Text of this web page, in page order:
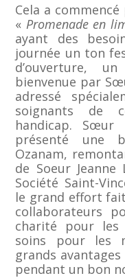
Cela a
« Promenade en
ayant des
journée un ton
d’ouverture,
bienvenue par
adressé
soignants de
handicap. Sœur
présenté une
Ozanam,
de Soeur Jeanne
Société Saint-
le grand effort
collaborateurs
charité pour les
soins pour les
grands
pendant un bon